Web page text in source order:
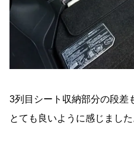
3列目シート収納部分の段差
とても良いように感じました